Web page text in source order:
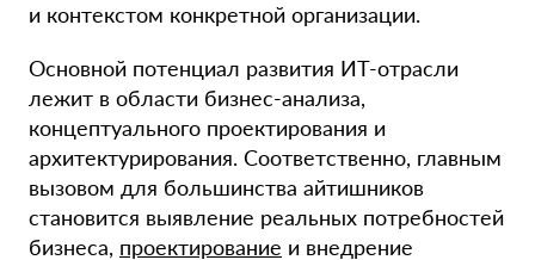
и контекстом конкретной организации.
Основной потенциал развития ИТ-отрасли
лежит в области бизнес-анализа,
концептуального проектирования и
архитектурирования. Соответственно, главным
вызовом для большинства айтишников
становится выявление реальных потребностей
бизнеса, проектирование и внедрение